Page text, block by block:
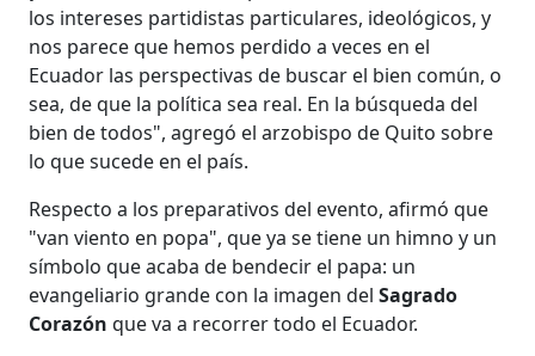
los intereses partidistas particulares, ideológicos, y
nos parece que hemos perdido a veces en el
Ecuador las perspectivas de buscar el bien común, o
sea, de que la política sea real. En la búsqueda del
bien de todos", agregó el arzobispo de Quito sobre
lo que sucede en el país.
Respecto a los preparativos del evento, afirmó que
"van viento en popa", que ya se tiene un himno y un
símbolo que acaba de bendecir el papa: un
evangeliario grande con la imagen delSagrado
Corazón que va a recorrer todo el Ecuador.